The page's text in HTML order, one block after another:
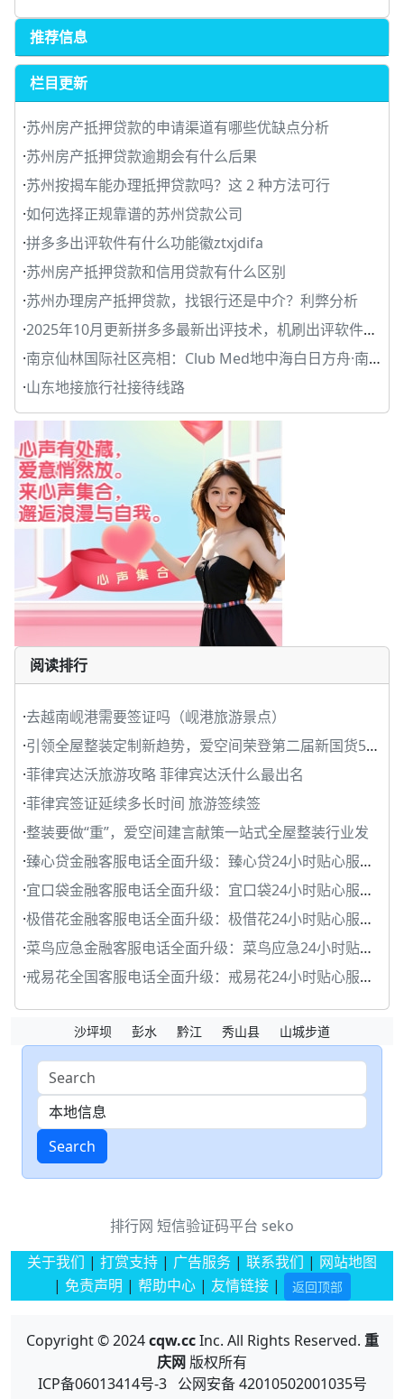
推荐信息
栏目更新
·苏州房产抵押贷款的申请渠道有哪些优缺点分析
·苏州房产抵押贷款逾期会有什么后果
·苏州按揭车能办理抵押贷款吗？这 2 种方法可行
·如何选择正规靠谱的苏州贷款公司
·拼多多出评软件有什么功能徽ztxjdifa
·苏州房产抵押贷款和信用贷款有什么区别
·苏州办理房产抵押贷款，找银行还是中介？利弊分析
·2025年10月更新拼多多最新出评技术，机刷出评软件分享
·南京仙林国际社区亮相：Club Med地中海白日方舟·南京
·山东地接旅行社接待线路
阅读排行
·去越南岘港需要签证吗（岘港旅游景点）
·引领全屋整装定制新趋势，爱空间荣登第二届新国货50企
·菲律宾达沃旅游攻略 菲律宾达沃什么最出名
·菲律宾签证延续多长时间 旅游签续签
·整装要做“重”，爱空间建言献策一站式全屋整装行业发
·臻心贷金融客服电话全面升级：臻心贷24小时贴心服务守
·宜口袋金融客服电话全面升级：宜口袋24小时贴心服务守
·极借花金融客服电话全面升级：极借花24小时贴心服务守
·菜鸟应急金融客服电话全面升级：菜鸟应急24小时贴心服
·戒易花全国客服电话全面升级：戒易花24小时贴心服务守
沙坪坝 彭水 黔江 秀山县 山城步道
Search
排行网 短信验证码平台 seko
关于我们 | 打赏支持 | 广告服务 | 联系我们 | 网站地图
| 免责声明 | 帮助中心 | 友情链接 | 返回顶部
Copyright © 2024cqw.ccInc. All Rights Reserved. 重
庆网 版权所有
ICP备06013414号-3 公网安备 42010502001035号